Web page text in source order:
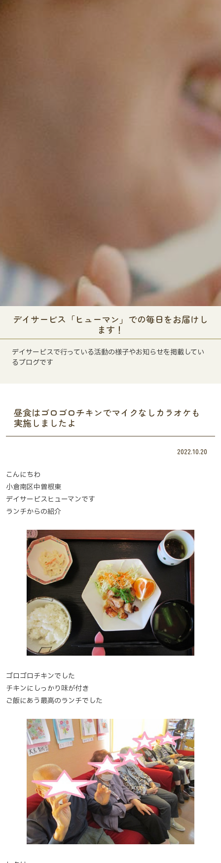
デイサービス「ヒューマン」での毎日をお届けし
ます！
デイサービスで行っている活動の様子やお知らせを掲載してい
るブログです
昼食はゴロゴロチキンでマイクなしカラオケも
実施しましたよ
2022.10.20
こんにちわ
小倉南区中曽根東
デイサービスヒューマンです
ランチからの紹介
ゴロゴロチキンでした
チキンにしっかり味が付き
ご飯にあう最高のランチでした